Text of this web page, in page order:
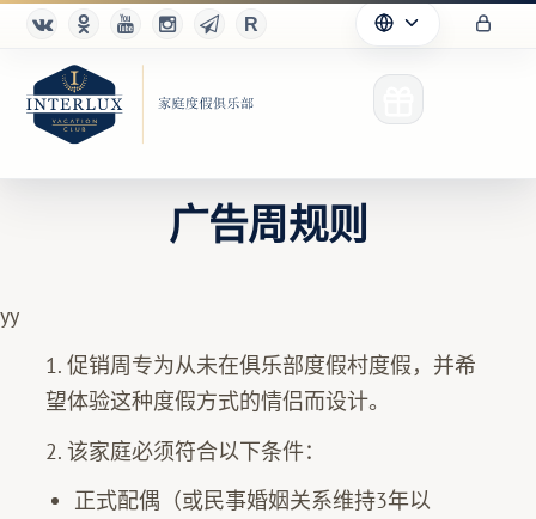
合作伙伴
Благотворительность
广告周规则
yy
1. 促销周专为从未在俱乐部度假村度假，并希
望体验这种度假方式的情侣而设计。
2. 该家庭必须符合以下条件：
正式配偶（或民事婚姻关系维持3年以